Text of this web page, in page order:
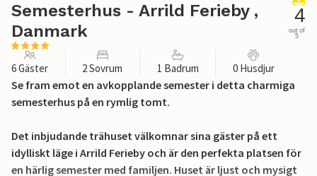
Semesterhus - Arrild Ferieby ,
Danmark
4
out of
5
6 Gäster 2 Sovrum 1 Badrum 0 Husdjur
Se fram emot en avkopplande semester i detta charmiga
semesterhus på en rymlig tomt.
Det inbjudande trähuset välkomnar sina gäster på ett
idylliskt läge i Arrild Ferieby och är den perfekta platsen för
en härlig semester med familjen. Huset är ljust och mysigt